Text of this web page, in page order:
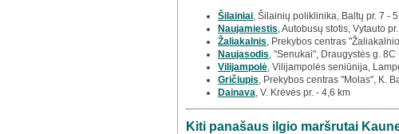
Šilainiai , Šilainių poliklinika, Baltų pr. 7 -
Naujamiestis , Autobusų stotis, Vytauto
Žaliakalnis , Prekybos centras
Naujasodis , "Senukai", Draugystės g. 8C
Vilijampolė , Vilijampolės seniūnija,
Gričiupis , Prekybos centras "Molas", K.
Dainava , V. Krėvės pr. - 4,6 km
Kiti panašaus ilgio maršrutai